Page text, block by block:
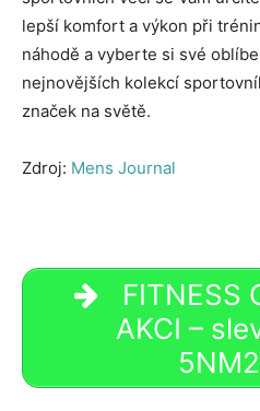
lepší komfort a výkon při
náhodě a vyberte si své
nejnovějších kolekcí
značek na světě.
Zdroj: Mens Journal
FITNESS
AKCI –